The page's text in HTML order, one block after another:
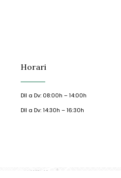
Horari
Dll a Dv: 08:00h – 14:00h
Dll a Dv: 14:30h – 16:30h